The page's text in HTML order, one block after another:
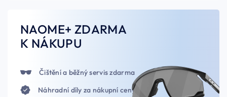
NAOME+ ZDARMA
K NÁKUPU
Čištění a běžný servis zdarma
Náhradní díly za nákupní ceny